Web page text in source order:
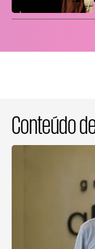
Conteúdo